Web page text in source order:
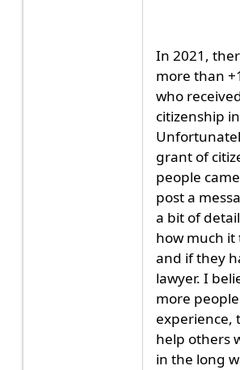
In 2021,
more than
who
citizenship
grant of
people
post a
a bit of
how much
and if they
lawyer. I
more
experience,
help others
in the long